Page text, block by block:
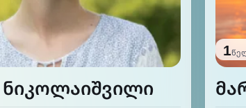
ნიკოლაიშვილი
1